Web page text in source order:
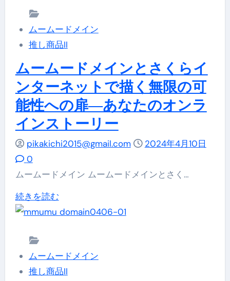
む
う
方
に
つ
い
て
詳
し
読
む
支
払
い
—
今
す
ぐ
利
開
—
数
リ
ッ
ド
メ
ン
の
ク
レ
ジ
ト
ー
ド
—-
す
ムームードメイン
推し商品II
ムームードメインとさくらイ
ンターネットで描く無限の可
能性への扉―あなたのオンラ
インストーリー
pikakichi2015@gmail.com
2024年4月10日
0
ムームードメイン ムームードメインとさく…
続きを読むム
ー
ド
メ
ムームードメイン
推し商品II